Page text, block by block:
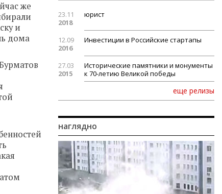
же
и
дома
23.11
2018
юрист
12.09
2016
Инвестиции в Российские стартапы
27.03
2015
Исторические памятники и монументы
к 70-летию Великой победы
еще релизы
наглядно